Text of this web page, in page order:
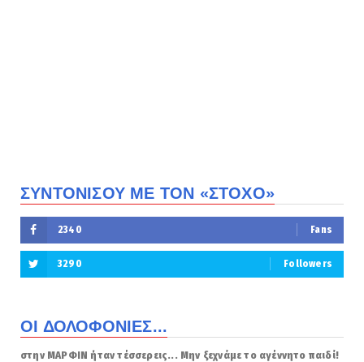
ΣΥΝΤΟΝΙΣΟΥ ΜΕ ΤΟΝ «ΣΤΟΧΟ»
2340 Fans
3290 Followers
ΟΙ ΔΟΛΟΦΟΝΙΕΣ...
στην ΜΑΡΦΙΝ ήταν τέσσερεις... Μην ξεχνάμε το αγέννητο παιδί!